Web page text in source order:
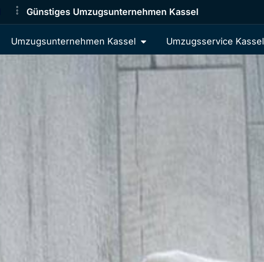
Günstiges Umzugsunternehmen Kassel
Umzugsunternehmen Kassel Umzugsservice Kassel